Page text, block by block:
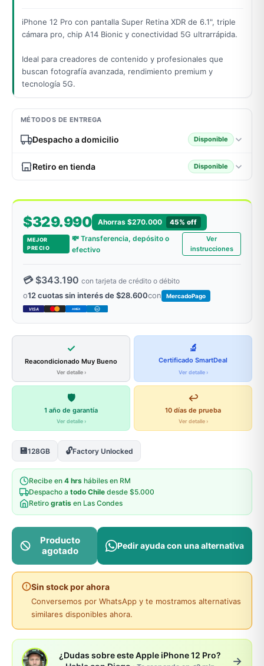
→
iPhone 12 Pro con pantalla Super Retina XDR de 6.1", triple
cámara pro, chip A14 Bionic y conectividad 5G ultrarrápida.
Ideal para creadores de contenido y profesionales que
buscan fotografía avanzada, rendimiento premium y
tecnología 5G.
MÉTODOS DE ENTREGA
Despacho a domicilio Disponible
Retiro en tienda Disponible
$329.990 Ahorras $270.000 45% off
MEJOR
PRECIO
💸 Transferencia, depósito o
efectivo
Ver
instrucciones
💳 $343.190 con tarjeta de crédito o débito
o12 cuotas sin interés de $28.600con MercadoPago
VISA AMEX DC
✓
Reacondicionado Muy Bueno
Ver detalle ›
🔬
Certificado SmartDeal
Ver detalle ›
🛡️
1 año de garantía
Ver detalle ›
↩️
10 días de prueba
Ver detalle ›
💾128GB 🔓Factory Unlocked
Recibe en 4 hrs hábiles en RM
Despacho a todo Chile desde $5.000
Retiro gratis en Las Condes
Producto
agotado
Pedir ayuda con una alternativa
Sin stock por ahora
Conversemos por WhatsApp y te mostramos alternativas
similares disponibles ahora.
¿Dudas sobre este Apple iPhone 12 Pro?
→